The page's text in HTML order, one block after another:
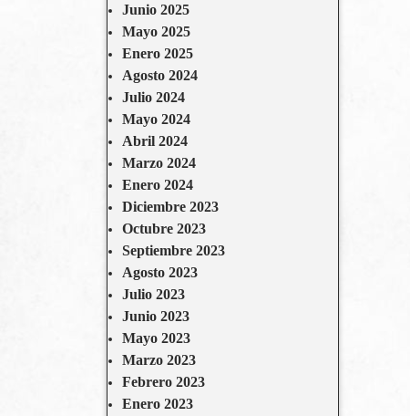
Junio 2025
Mayo 2025
Enero 2025
Agosto 2024
Julio 2024
Mayo 2024
Abril 2024
Marzo 2024
Enero 2024
Diciembre 2023
Octubre 2023
Septiembre 2023
Agosto 2023
Julio 2023
Junio 2023
Mayo 2023
Marzo 2023
Febrero 2023
Enero 2023